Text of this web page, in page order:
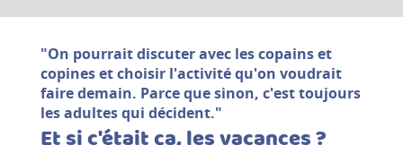
"On pourrait discuter avec les copains et
copines et choisir l'activité qu'on voudrait
faire demain. Parce que sinon, c'est toujours
les adultes qui décident."